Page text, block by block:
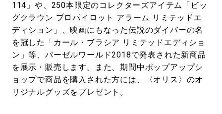
114」や、250本限定のコレクターズアイテム「ビッ
グクラウン プロパイロット アラーム リミテッドエ
ディション」、映画にもなった伝説のダイバーの名
を冠した「カール・ブラシア リミテッドエディショ
ン」等、バーゼルワールド2018で発表された新商品
を展示・販売します。また、期間中ポップアップシ
ョップで商品を購入された方には、〈オリス〉のオ
リジナルグッズをプレゼント。